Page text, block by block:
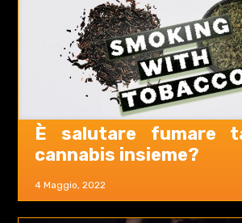
4 Maggio, 2022
È salutare fumare
cannabis insieme?